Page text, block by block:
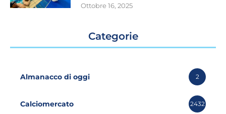
Ottobre 16, 2025
Categorie
Almanacco di oggi 2
Calciomercato 2432